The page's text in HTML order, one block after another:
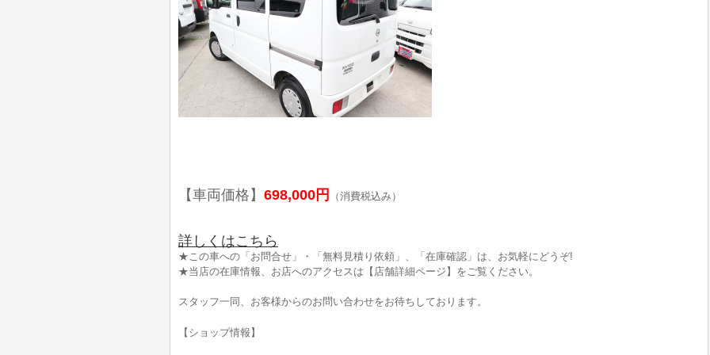
【車両価格】 698,000円 （消費税込み）
詳しくはこちら
★この車への「お問合せ」・「無料見積り依頼」、「在庫確認」は、お気軽にどうぞ!
★当店の在庫情報、お店へのアクセスは【店舗詳細ページ】をご覧ください。
スタッフ一同、お客様からのお問い合わせをお待ちしております。
【ショップ情報】